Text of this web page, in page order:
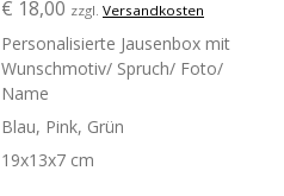
€ 18,00 zzgl. Versandkosten
Personalisierte Jausenbox mit
Wunschmotiv/ Spruch/ Foto/
Name
Blau, Pink, Grün
19x13x7 cm